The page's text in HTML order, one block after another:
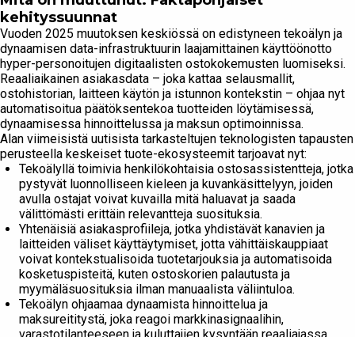
kehityssuunnat
Vuoden 2025 muutoksen keskiössä on edistyneen tekoälyn ja
dynaamisen data-infrastruktuurin laajamittainen käyttöönotto
hyper-personoitujen digitaalisten ostokokemusten luomiseksi.
Reaaliaikainen asiakasdata – joka kattaa selausmallit,
ostohistorian, laitteen käytön ja istunnon kontekstin – ohjaa nyt
automatisoitua päätöksentekoa tuotteiden löytämisessä,
dynaamisessa hinnoittelussa ja maksun optimoinnissa.
Alan viimeisistä uutisista tarkasteltujen teknologisten tapausten
perusteella keskeiset tuote-ekosysteemit tarjoavat nyt:
Tekoälyllä toimivia henkilökohtaisia ostosassistentteja, jotka
pystyvät luonnolliseen kieleen ja kuvankäsittelyyn, joiden
avulla ostajat voivat kuvailla mitä haluavat ja saada
välittömästi erittäin relevantteja suosituksia.
Yhtenäisiä asiakasprofiileja, jotka yhdistävät kanavien ja
laitteiden väliset käyttäytymiset, jotta vähittäiskauppiaat
voivat kontekstualisoida tuotetarjouksia ja automatisoida
kosketuspisteitä, kuten ostoskorien palautusta ja
myymäläsuosituksia ilman manuaalista väliintuloa.
Tekoälyn ohjaamaa dynaamista hinnoittelua ja
maksureititystä, joka reagoi markkinasignaalihin,